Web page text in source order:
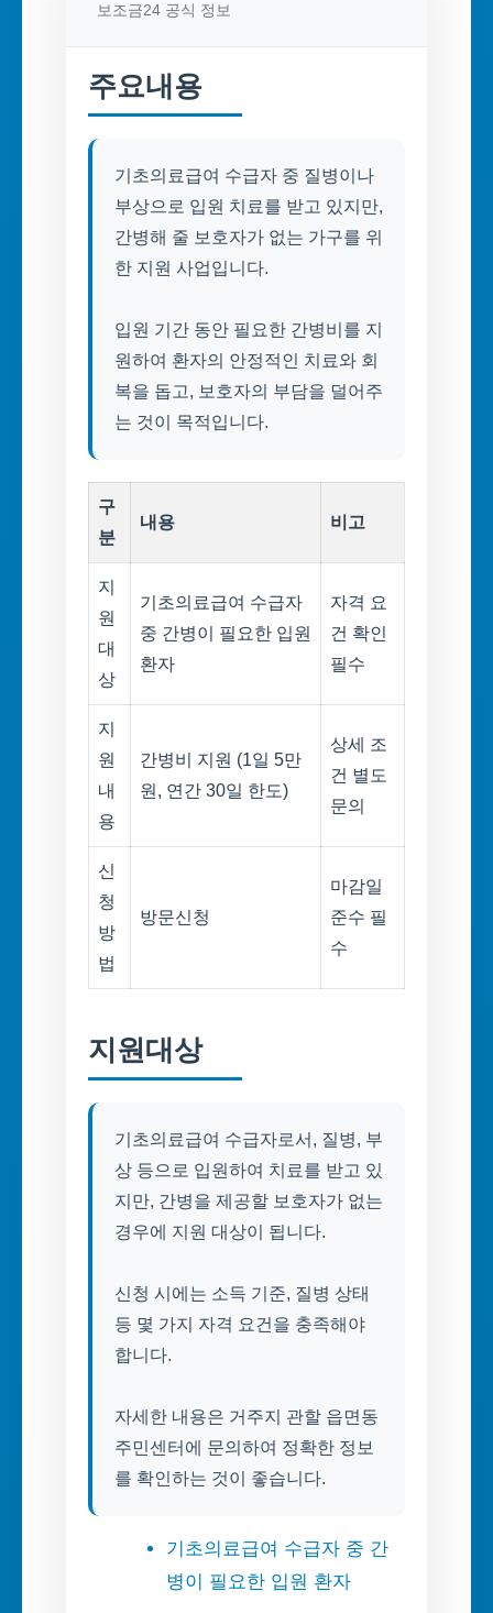
보조금24 공식 정보
주요내용
기초의료급여 수급자 중 질병이나
부상으로 입원 치료를 받고 있지만,
간병해 줄 보호자가 없는 가구를 위
한 지원 사업입니다.
입원 기간 동안 필요한 간병비를 지
원하여 환자의 안정적인 치료와 회
복을 돕고, 보호자의 부담을 덜어주
는 것이 목적입니다.
구
분
내용 비고
지
원
대
상
기초의료급여 수급자
중 간병이 필요한 입원
환자
자격 요
건 확인
필수
지
원
내
용
간병비 지원 (1일 5만
원, 연간 30일 한도)
상세 조
건 별도
문의
신
청
방
법
방문신청
마감일
준수 필
수
지원대상
기초의료급여 수급자로서, 질병, 부
상 등으로 입원하여 치료를 받고 있
지만, 간병을 제공할 보호자가 없는
경우에 지원 대상이 됩니다.
신청 시에는 소득 기준, 질병 상태
등 몇 가지 자격 요건을 충족해야
합니다.
자세한 내용은 거주지 관할 읍면동
주민센터에 문의하여 정확한 정보
를 확인하는 것이 좋습니다.
기초의료급여 수급자 중 간
병이 필요한 입원 환자